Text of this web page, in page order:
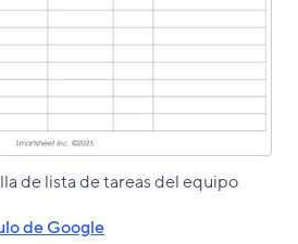
de lista de tareas del equipo
de Google